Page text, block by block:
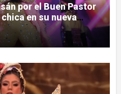
por el Buen Pastor
en su nueva